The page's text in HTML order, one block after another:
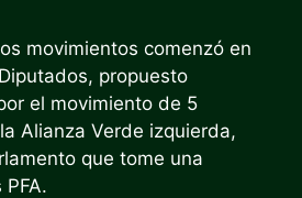
movimientos comenzó en
propuesto
el movimiento de 5
Alianza Verde izquierda,
que tome una